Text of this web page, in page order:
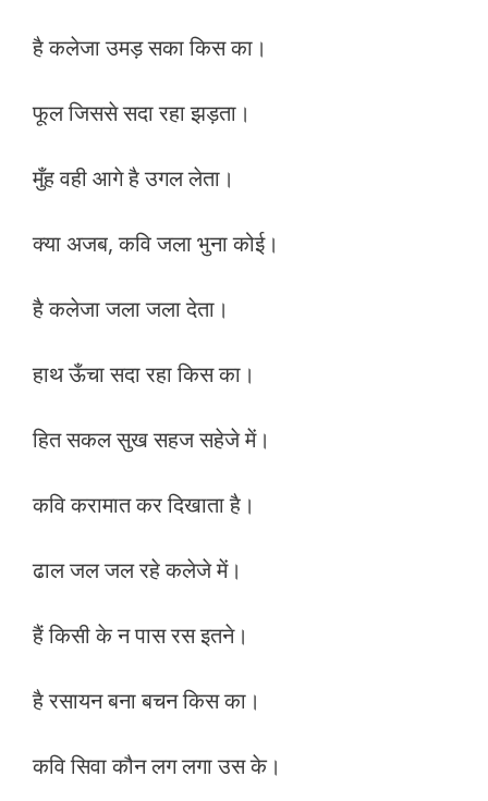
है कलेजा उमड़ सका किस का।
फूल जिससे सदा रहा झड़ता।
मुँह वही आगे है उगल लेता।
क्या अजब, कवि जला भुना कोई।
है कलेजा जला जला देता।
हाथ ऊँचा सदा रहा किस का।
हित सकल सुख सहज सहेजे में।
कवि करामात कर दिखाता है।
ढाल जल जल रहे कलेजे में।
हैं किसी के न पास रस इतने।
है रसायन बना बचन किस का।
कवि सिवा कौन लग लगा उस के।